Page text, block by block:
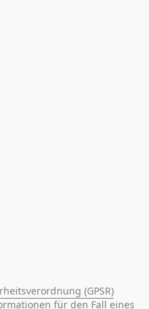
(GPSR)
für den Fall eines